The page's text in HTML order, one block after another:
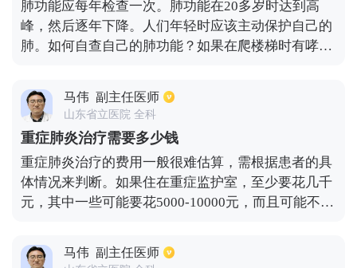
肺功能应每年检查一次。肺功能在20多岁时达到高
峰，然后逐年下降。人们年轻时应该主动保护自己的
肺。如何自查自己的肺功能？如果在爬楼梯时有哮
来气喘吁吁，可能是因为肺功能下降。简易肺功能检
查——吹气试验是判断肺健康的关键手段 但不幸的
是，人们的检查和医疗并不理想。医学专家提醒45岁
以上的人每年至少在医院检查一次肺功能，就像监测
血压一样。从40岁开始，要求长期吸烟者、反复呼吸
道感染、长期暴露于室内污染和职业性粉尘接触者每
六个月检查一次肺功能。戒烟、避免二手烟和减少吸
期。在空气能见度低的情况下，应避免开窗，以减少
马伟 副主任医师
山东省立医院 全科
重症肺炎治疗需要多少钱
重症肺炎治疗的费用一般很难估算，需根据患者的具
体情况来判断。如果住在重症监护室，至少要花几千
元，其中一些可能要花5000-10000元，而且可能不使
外膜肺，这些都是几万元。如果不需要这些，纯药物
比普通病房贵得多。通常是几千元到一万元。情况不
马伟 副主任医师